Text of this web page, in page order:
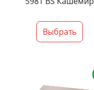
Выбрать